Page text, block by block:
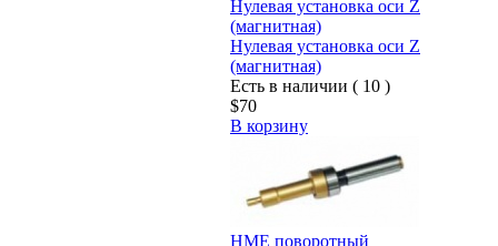
Нулевая установка оси Z
(магнитная)
Нулевая установка оси Z
(магнитная)
Есть в наличии ( 10 )
$70
В корзину
HME поворотный